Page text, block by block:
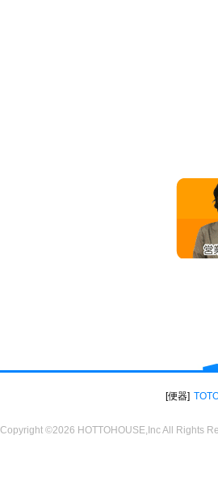
便器
Copyright ©2026 HOTTOHOUSE,Inc All Rights